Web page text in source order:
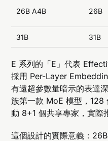
26B A4B 26B
31B 31B
E 系列的「E」代表
採用 Per-Layer
有遠超參數量暗示的表達
族第一款 MoE 模型，
動 8+1 個共享專家，實際
這個設計的實際意義：